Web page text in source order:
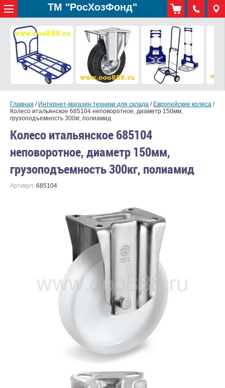
ТМ "РосХозФонд"
Главная / Интернет-магазин техники для склада / Европейские колеса /
Колесо итальянское 685104 неповоротное, диаметр 150мм,
грузоподъемность 300кг, полиамид
Колесо итальянское 685104
неповоротное, диаметр 150мм,
грузоподъемность 300кг, полиамид
Артикул: 685104